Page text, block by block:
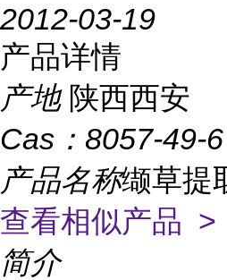
2012-03-19
产品详情
产地 陕西西安
Cas： 8057-49-6
产品名称缬草提
查看相似产品 >
简介